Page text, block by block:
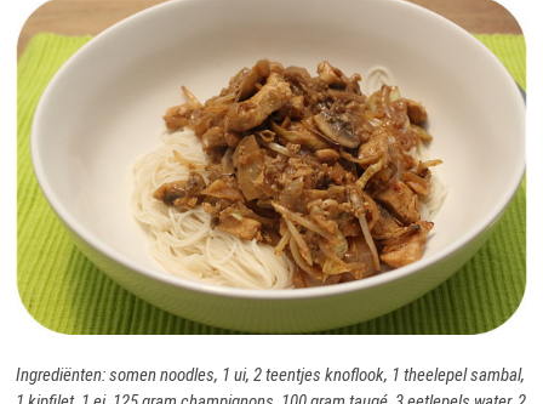
Ingrediënten: somen noodles, 1 ui, 2 teentjes knoflook, 1 theelepel sambal,